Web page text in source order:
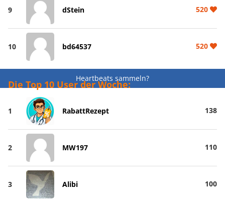
9 dStein 520
10 bd64537 520
Heartbeats sammeln?
Die Top 10 User der Woche:
1 RabattRezept 138
2 MW197 110
3 Alibi 100